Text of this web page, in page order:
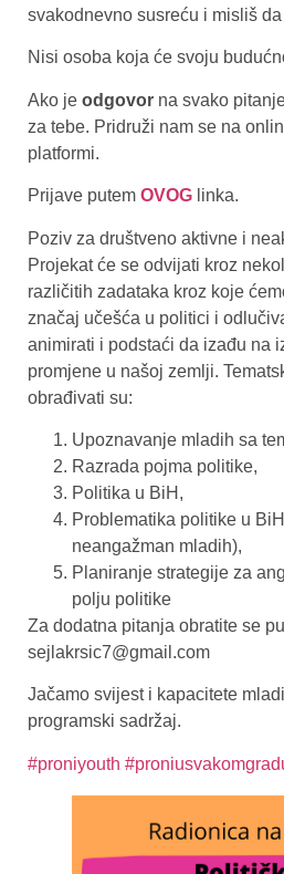
svakodnevno susreću i misliš
Nisi osoba koja će svoju
Ako je odgovor na svako
za tebe. Pridruži nam se na
platformi.
Prijave putem OVOG linka.
Poziv za društveno aktivne i
Projekat će se odvijati kroz
različitih zadataka kroz koje
značaj učešća u politici i
animirati i podstaći da izađu na
promjene u našoj zemlji.
obrađivati su:
Upoznavanje mladih sa
Razrada pojma politike,
Politika u BiH,
Problematika politike u
neangažman mladih),
Planiranje strategije za
polju politike
Za dodatna pitanja obratite se
sejlakrsic7@gmail.com
Jačamo svijest i kapacitete
programski sadržaj.
#proniyouth